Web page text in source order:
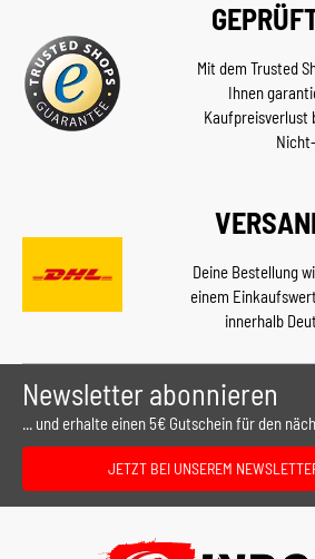
Mit dem Trusted
Ihnen
Kaufpreisverlust
Deine Bestellung
einem
innerhalb
Newsletter abonnieren
... und erhalte einen 5€ Gutschein für den
JETZT BEI UNSEREM